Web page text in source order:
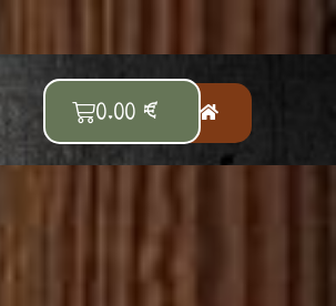
0.00 €